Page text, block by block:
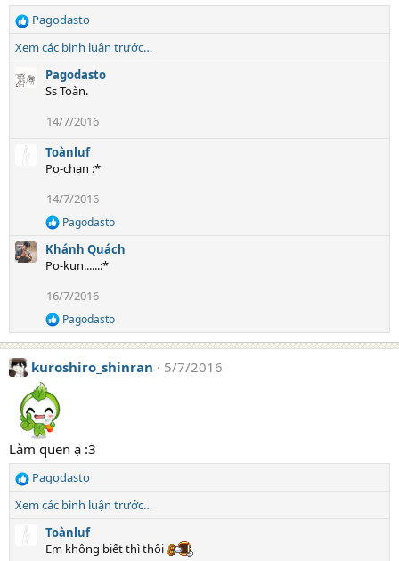
R
e
c
t
Pagodasto
Xem các bình luận trước…
Pagodasto
Ss Toàn.
14/7/2016
Toànluf
Po-chan :*
14/7/2016
R
e
a
c
o
n
s
Pagodasto
Khánh Quách
Po-kun......:*
16/7/2016
R
e
a
c
t
i
o
n
s
:
Pagodasto
kuroshiro_shinran 5/7/2016
Làm quen ạ :3
R
e
Pagodasto
Xem các bình luận trước…
Toànluf
Em không biết thì thôi